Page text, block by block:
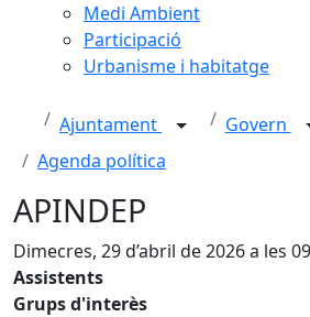
Medi Ambient
Participació
Urbanisme i habitatge
Ajuntament
Govern
Agenda política
APINDEP
Dimecres, 29 d’abril de 2026 a les
Assistents
Grups d'interès